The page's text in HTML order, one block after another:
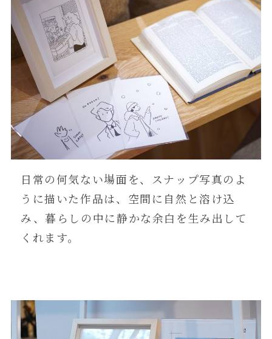
日常の何気ない場面を、スナップ写真のよ
うに描いた作品は、空間に自然と溶け込
み、暮らしの中に静かな余白を生み出して
くれます。